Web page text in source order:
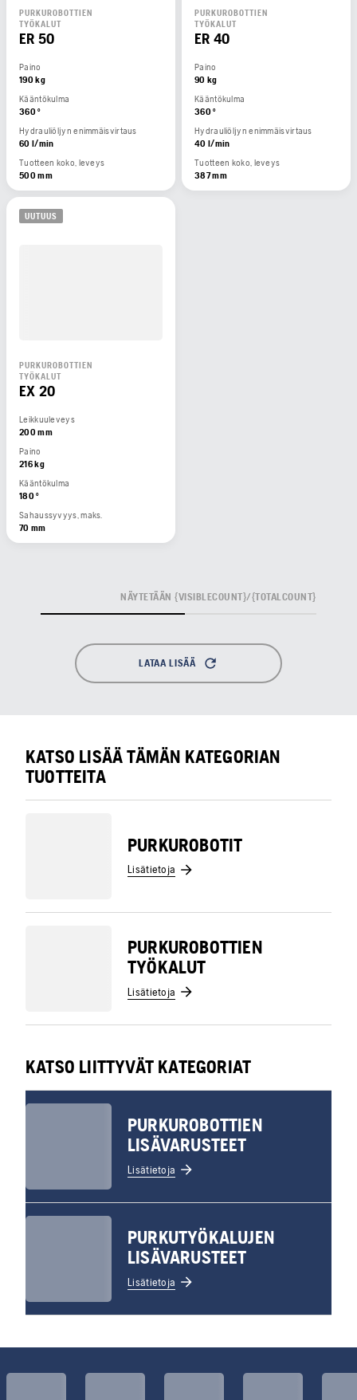
PURKUROBOTTIEN
TYÖKALUT
ER 50
Paino
190 kg
Kääntökulma
360 °
Hydrauliöljyn enimmäisvirtaus
60 l/min
Tuotteen koko, leveys
500 mm
PURKUROBOTTIEN
TYÖKALUT
ER 40
Paino
90 kg
Kääntökulma
360 °
Hydrauliöljyn enimmäisvirtaus
40 l/min
Tuotteen koko, leveys
387 mm
UUTUUS
PURKUROBOTTIEN
TYÖKALUT
EX 20
Leikkuuleveys
200 mm
Paino
216 kg
Kääntökulma
180 °
Sahaussyvyys, maks.
70 mm
LATAA LISÄÄ
NÄYTETÄÄN {VISIBLECOUNT}/{TOTALCOUNT}
KATSO LISÄÄ TÄMÄN KATEGORIAN
TUOTTEITA
PURKUROBOTIT
Lisätietoja
PURKUROBOTTIEN
TYÖKALUT
Lisätietoja
KATSO LIITTYVÄT KATEGORIAT
PURKUROBOTTIEN
LISÄVARUSTEET
Lisätietoja
PURKUTYÖKALUJEN
LISÄVARUSTEET
Lisätietoja